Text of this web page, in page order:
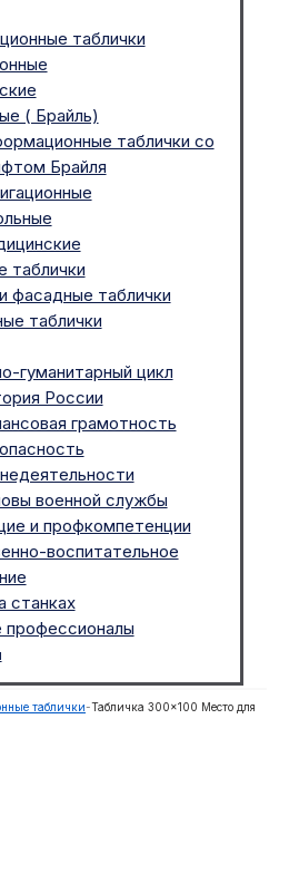
таблички
( Брайль)
таблички со
Брайля
таблички
фасадные таблички
таблички
гуманитарный цикл
России
грамотность
военной службы
и профкомпетенции
воспитательное
станках
таблички-Табличка 300×100 Место для